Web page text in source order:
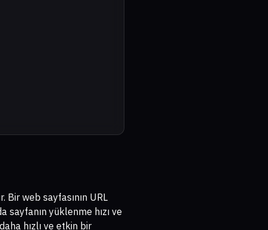
Bir web sayfasının URL
sayfanın yüklenme hızı ve
hızlı ve etkin bir